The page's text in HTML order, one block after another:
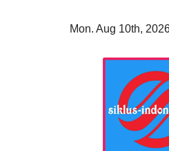
Mon. Aug 10th,